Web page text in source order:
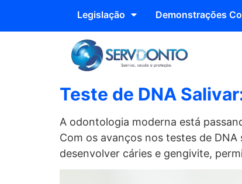
Legislação Demonstrações
Teste de DNA
A odontologia moderna está
Com os avanços nos testes de
desenvolver cáries e gengivite,